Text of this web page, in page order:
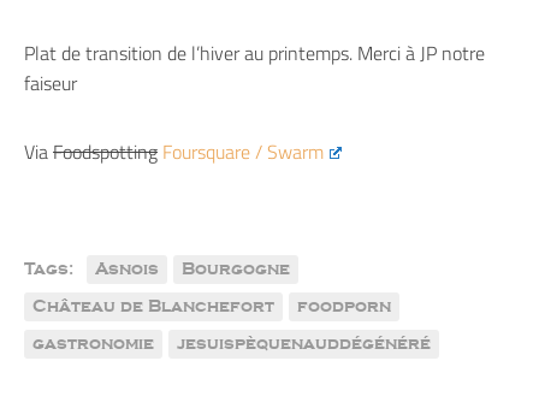
Plat de transition de l’hiver au printemps. Merci à JP notre
faiseur
ViaFoodspotting Foursquare / Swarm
Tags: Asnois
Bourgogne
Château de Blanchefort
foodporn
gastronomie
jesuispèquenauddégénéré